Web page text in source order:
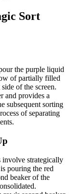
Sort
the purple liquid
of partially filled
of the screen.
and provides a
subsequent sorting
of separating
involve strategically
pouring the red
beaker of the